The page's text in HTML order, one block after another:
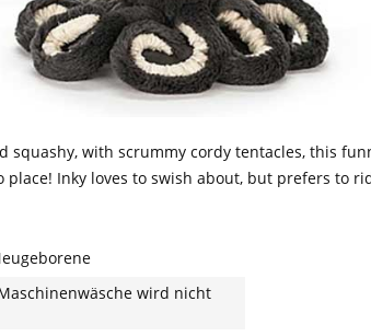
squashy, with scrummy cordy tentacles, this
Inky loves to swish about, but prefers to
wird nicht